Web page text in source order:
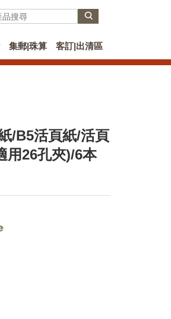
集郵|珠算 客訂|出清區
/B5活頁紙/活頁
用26孔夾)/6本